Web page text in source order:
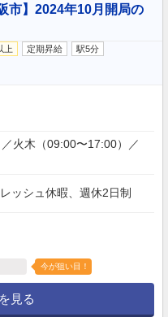
】2024年10月開局の
上 定期昇給
駅5分
火木（09:00〜17:00）／
ッシュ休暇、週休2日制
今が狙い目！
見る